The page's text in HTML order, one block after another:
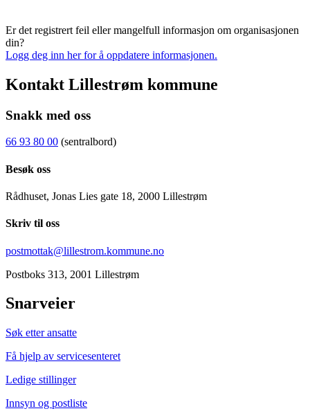
Er det registrert feil eller mangelfull informasjon om organisasjonen
din?
Logg deg inn her for å oppdatere informasjonen.
Kontakt Lillestrøm kommune
Snakk med oss
66 93 80 00 (sentralbord)
Besøk oss
Rådhuset, Jonas Lies gate 18, 2000 Lillestrøm
Skriv til oss
postmottak@lillestrom.kommune.no
Postboks 313, 2001 Lillestrøm
Snarveier
Søk etter ansatte
Få hjelp av servicesenteret
Ledige stillinger
Innsyn og postliste